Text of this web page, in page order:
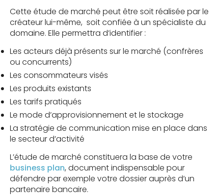
Cette étude de marché peut être soit réalisée par le
créateur lui-même, soit confiée à un spécialiste du
domaine. Elle permettra d’identifier :
Les acteurs déjà présents sur le marché (confrères
ou concurrents)
Les consommateurs visés
Les produits existants
Les tarifs pratiqués
Le mode d’approvisionnement et le stockage
La stratégie de communication mise en place dans
le secteur d’activité
L’étude de marché constituera la base de votre
business plan, document indispensable pour
défendre par exemple votre dossier auprès d’un
partenaire bancaire.